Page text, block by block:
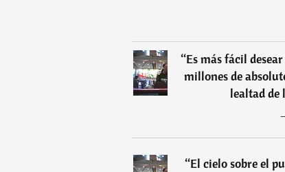
“Es más fácil
millones de
lealtad de
“El cielo sobre el